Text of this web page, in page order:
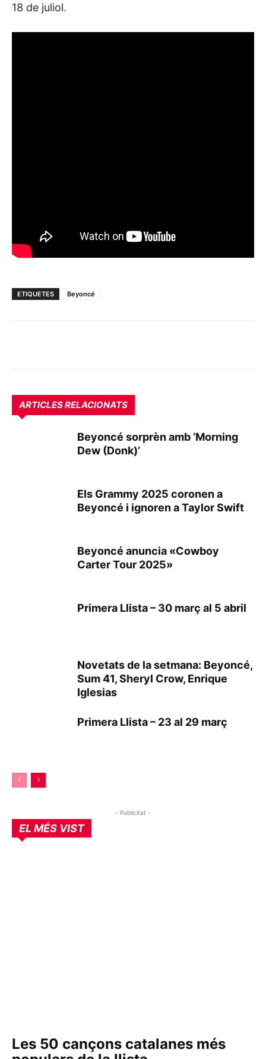
18 de juliol.
ETIQUETES Beyoncé
ARTICLES RELACIONATS
Beyoncé sorprèn amb ‘Morning
Dew (Donk)’
Els Grammy 2025 coronen a
Beyoncé i ignoren a Taylor Swift
Beyoncé anuncia «Cowboy
Carter Tour 2025»
Primera Llista – 30 març al 5 abril
Novetats de la setmana: Beyoncé,
Sum 41, Sheryl Crow, Enrique
Iglesias
Primera Llista – 23 al 29 març
- Publicitat -
EL MÉS VIST
Les 50 cançons catalanes més